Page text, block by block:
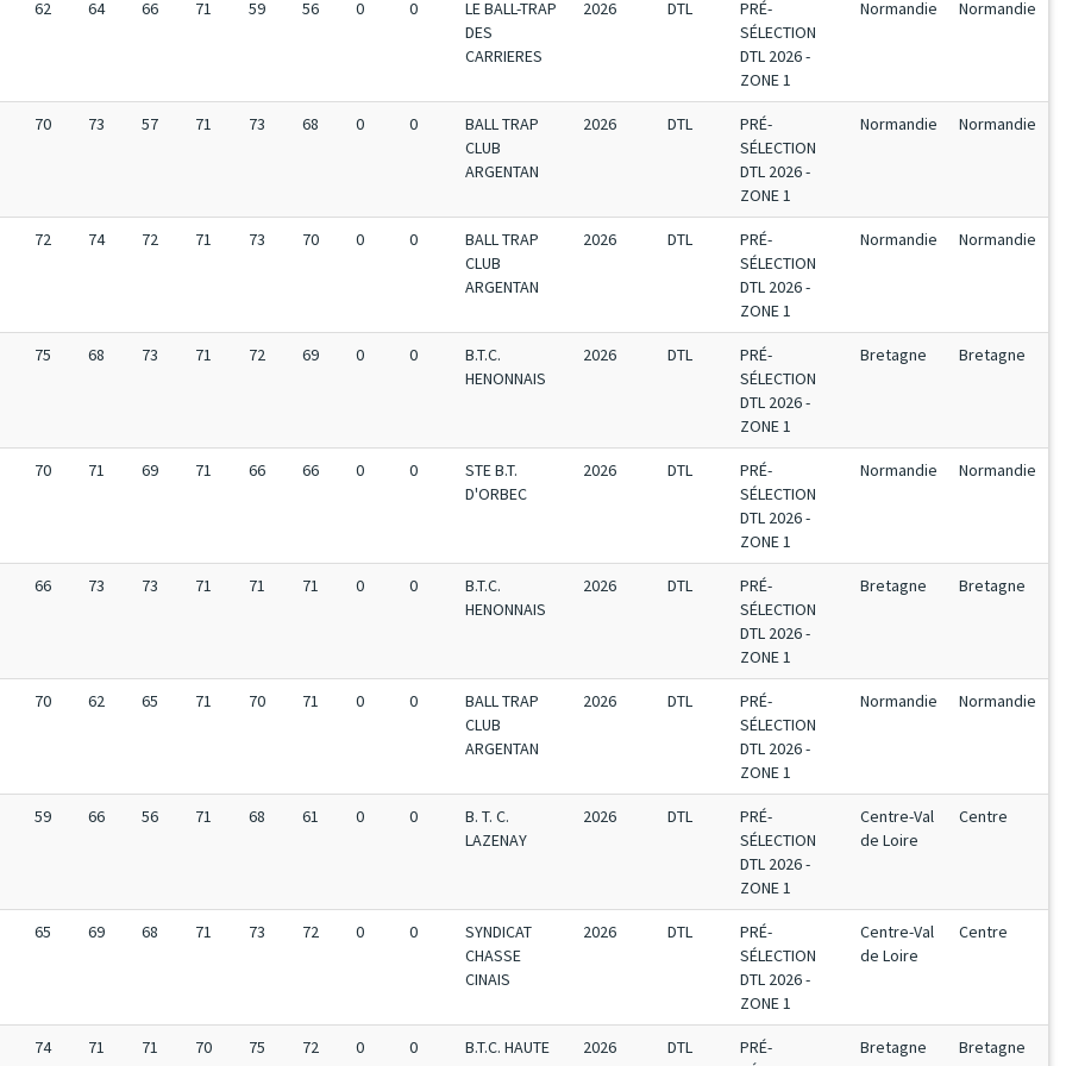
62 64 66 71 59 56 0 0
LE BALL-TRAP
DES
CARRIERES
2026 DTL
PRÉ-
SÉLECTION
DTL 2026 -
ZONE 1
Normandie Normandie
70 73 57 71 73 68 0 0
BALL TRAP
CLUB
ARGENTAN
2026 DTL
PRÉ-
SÉLECTION
DTL 2026 -
ZONE 1
Normandie Normandie
72 74 72 71 73 70 0 0
BALL TRAP
CLUB
ARGENTAN
2026 DTL
PRÉ-
SÉLECTION
DTL 2026 -
ZONE 1
Normandie Normandie
75 68 73 71 72 69 0 0
B.T.C.
HENONNAIS
2026 DTL
PRÉ-
SÉLECTION
DTL 2026 -
ZONE 1
Bretagne Bretagne
70 71 69 71 66 66 0 0
STE B.T.
D'ORBEC
2026 DTL
PRÉ-
SÉLECTION
DTL 2026 -
ZONE 1
Normandie Normandie
66 73 73 71 71 71 0 0
B.T.C.
HENONNAIS
2026 DTL
PRÉ-
SÉLECTION
DTL 2026 -
ZONE 1
Bretagne Bretagne
70 62 65 71 70 71 0 0
BALL TRAP
CLUB
ARGENTAN
2026 DTL
PRÉ-
SÉLECTION
DTL 2026 -
ZONE 1
Normandie Normandie
59 66 56 71 68 61 0 0
B. T. C.
LAZENAY
2026 DTL
PRÉ-
SÉLECTION
DTL 2026 -
ZONE 1
Centre-Val
de Loire
Centre
65 69 68 71 73 72 0 0
SYNDICAT
CHASSE
CINAIS
2026 DTL
PRÉ-
SÉLECTION
DTL 2026 -
ZONE 1
Centre-Val
de Loire
Centre
74 71 71 70 75 72 0 0
B.T.C. HAUTE
2026 DTL
PRÉ-
Bretagne Bretagne